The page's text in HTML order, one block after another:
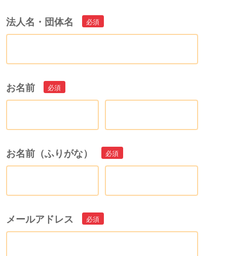
法人名・団体名
お名前
お名前（ふりがな）
メールアドレス